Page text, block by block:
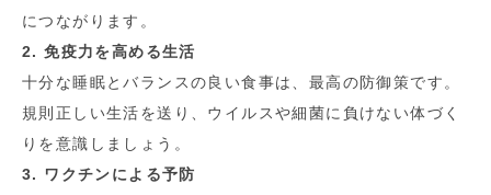
につながります。
2. 免疫力を高める生活
十分な睡眠とバランスの良い食事は、最高の防御策です。
規則正しい生活を送り、ウイルスや細菌に負けない体づく
りを意識しましょう。
3. ワクチンによる予防